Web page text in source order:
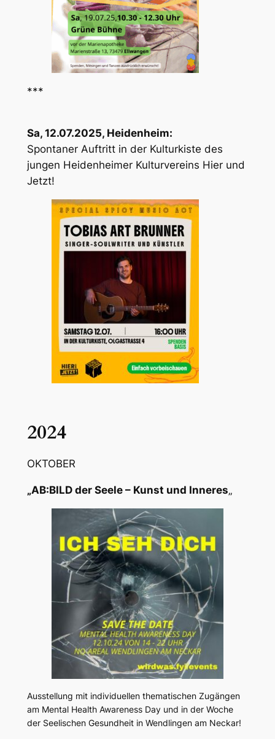
***
Sa, 12.07.2025, Heidenheim:
Spontaner Auftritt in der Kulturkiste des
jungen Heidenheimer Kulturvereins Hier und
Jetzt!
2024
OKTOBER
„AB:BILD der Seele – Kunst und Inneres„
Ausstellung mit individuellen thematischen Zugängen
am Mental Health Awareness Day und in der Woche
der Seelischen Gesundheit in Wendlingen am Neckar!